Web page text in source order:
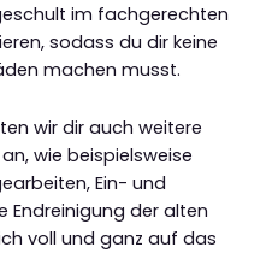
im fachgerechten
sodass du dir keine
machen musst.
wir dir auch weitere
wie beispielsweise
Ein- und
Endreinigung der alten
voll und ganz auf das